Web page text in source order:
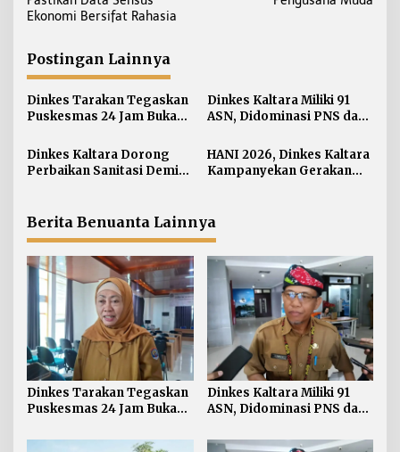
g
s
i
p
s
Ekonomi Bersifat Rahasia
Postingan Lainnya
Dinkes Tarakan Tegaskan
Puskesmas 24 Jam Bukan
Pasien BPJS
Dinkes Kaltara Miliki 91
ASN, Didominasi PNS dan
Dinkes Kaltara Dorong
Perbaikan Sanitasi Demi
HANI 2026, Dinkes Kaltara
Kampanyekan Gerakan
Berita Benuanta Lainnya
Dinkes Tarakan Tegaskan
Puskesmas 24 Jam Bukan
Pasien BPJS
Dinkes Kaltara Miliki 91
ASN, Didominasi PNS dan